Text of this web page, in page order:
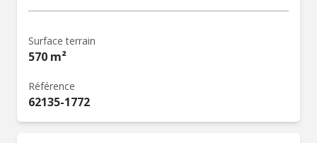
Surface terrain
570 m²
Référence
62135-1772